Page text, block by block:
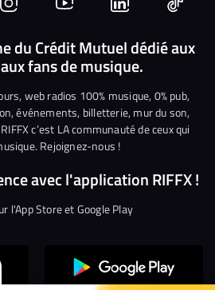
Nous
rejoindre
sur
Instagram
Nous
rejoindre
sur
YouTube
Nous
rejoindre
sur
Linkedin
Nous
du Crédit Mutuel dédié aux
fans de musique.
web radios 100% musique, 0% pub,
événements, billetterie, mur du son,
c’est LA communauté de ceux qui
Rejoignez-nous !
avec l'application RIFFX !
l'App Store et Google Play